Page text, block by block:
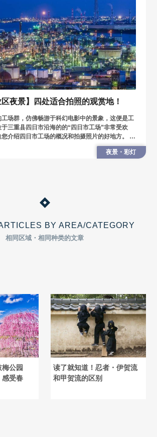
区夜景】四处适合拍照的观赏地！
场群，仿佛畅游于科幻电影中的景象，这便是工
三重县四日市沿海的的“四日市工场”非常受欢
介绍四日市工场的概况和拍摄照片的好地方。 四
市工场在三重县北部沿海地区铺展而开，位于横跨
夜景・彩灯
BY AREA/CATEGORY
相同区域・相同种类的文章
公园
感受春
读了就知道！忍者・伊贺流
和甲贺流的区别